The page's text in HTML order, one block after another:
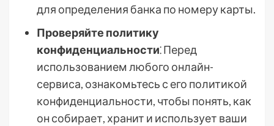
для определения банка по номеру карты.
Проверяйте политику
конфиденциальности⁚ Перед
использованием любого онлайн-
сервиса, ознакомьтесь с его политикой
конфиденциальности, чтобы понять, как
он собирает, хранит и использует ваши